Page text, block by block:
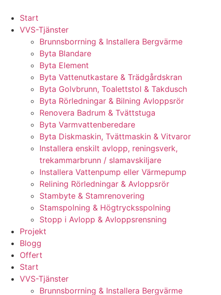
content
Start
VVS-Tjänster
Brunnsborrning & Installera Bergvärme
Byta Blandare
Byta Element
Byta Vattenutkastare & Trädgårdskran
Byta Golvbrunn, Toalettstol & Takdusch
Byta Rörledningar & Bilning Avloppsrör
Renovera Badrum & Tvättstuga
Byta Varmvattenberedare
Byta Diskmaskin, Tvättmaskin & Vitvaror
Installera enskilt avlopp, reningsverk,
trekammarbrunn / slamavskiljare
Installera Vattenpump eller Värmepump
Relining Rörledningar & Avloppsrör
Stambyte & Stamrenovering
Stamspolning & Högtrycksspolning
Stopp i Avlopp & Avloppsrensning
Projekt
Blogg
Offert
Start
VVS-Tjänster
Brunnsborrning & Installera Bergvärme